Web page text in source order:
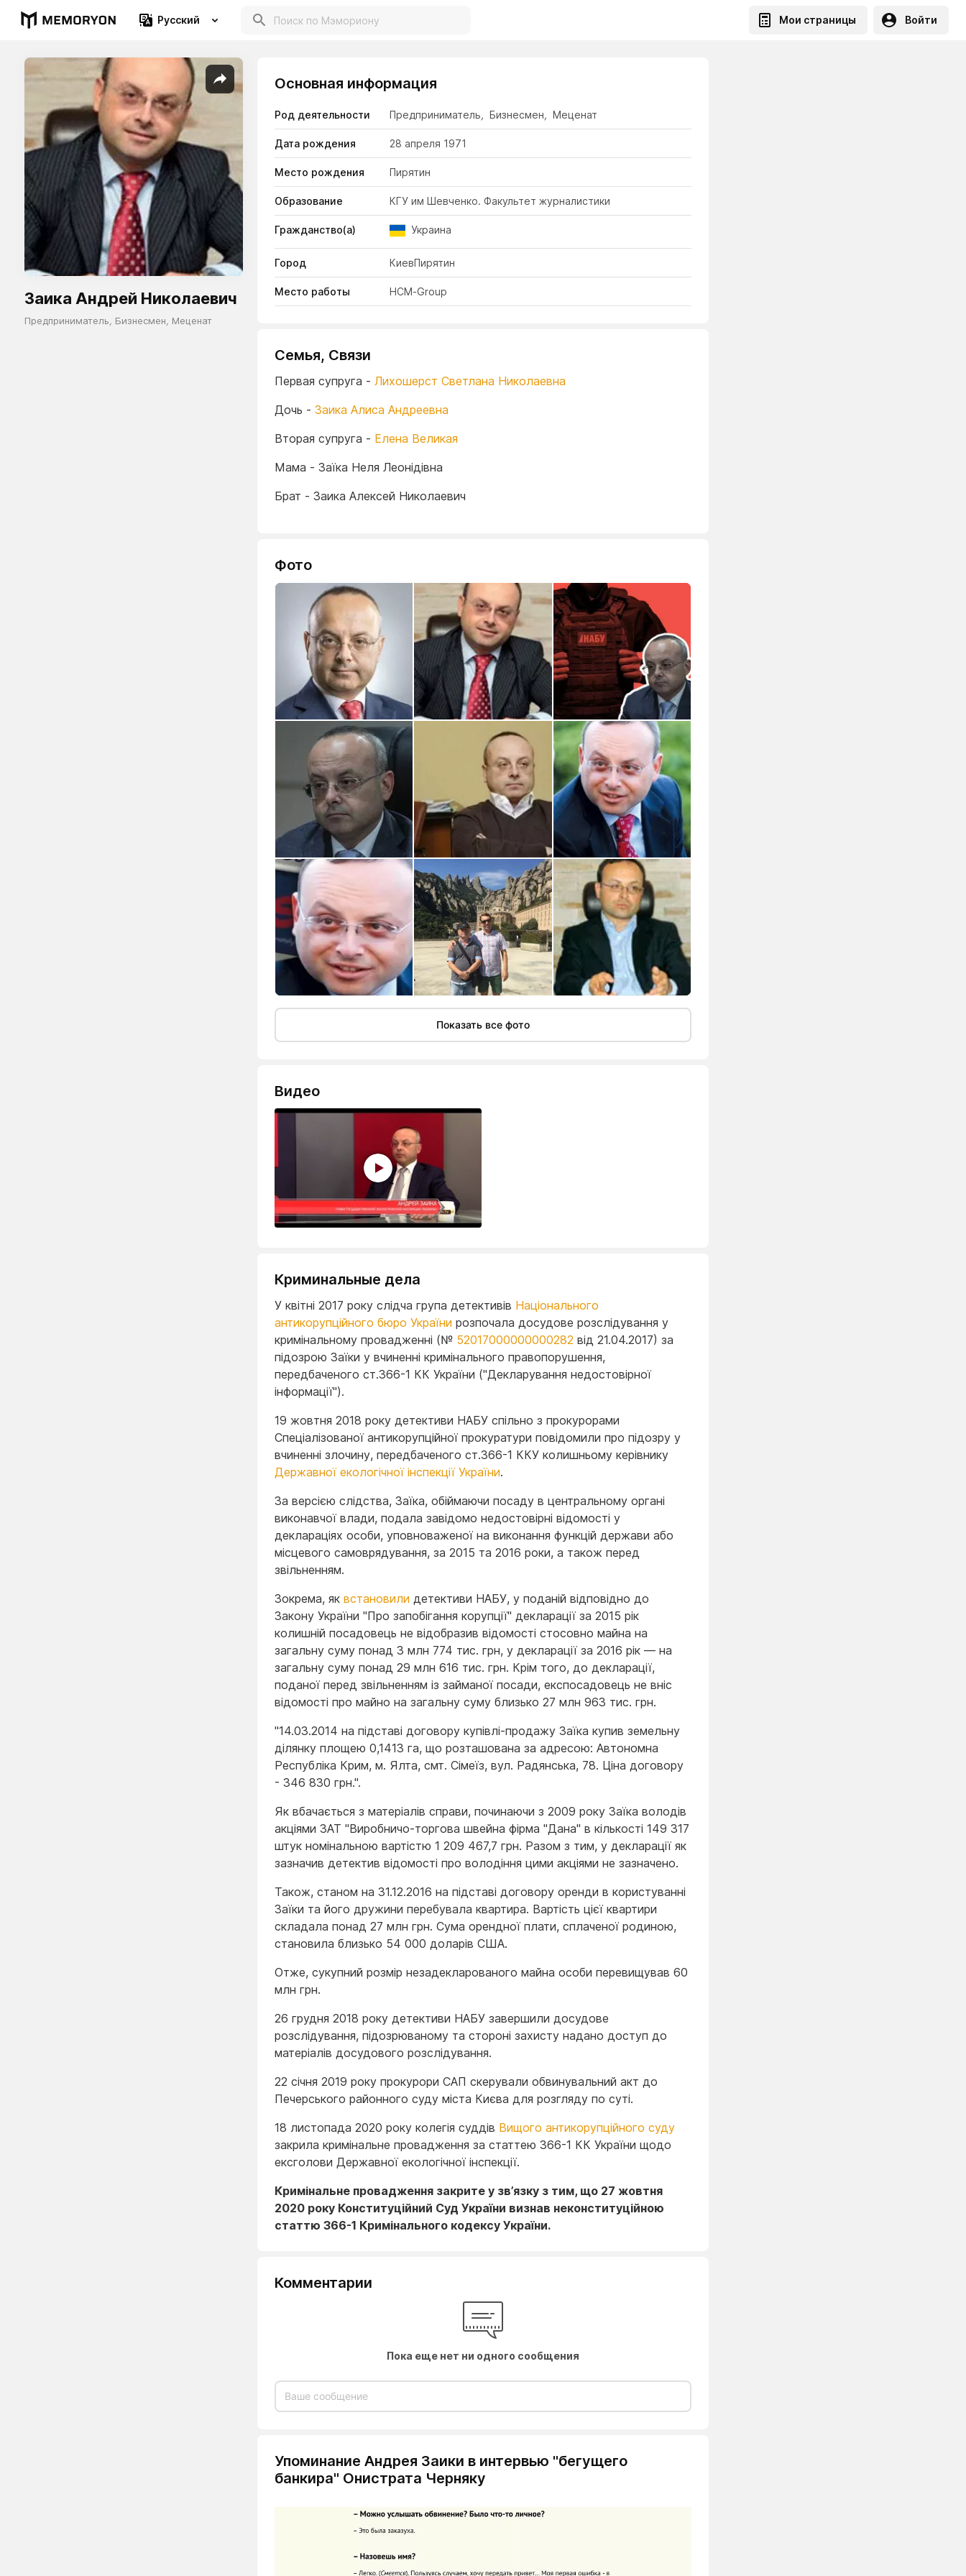
Русский Мои страницы Войти
Заика Андрей Николаевич
Предприниматель, Бизнесмен, Меценат
Основная информация
Род деятельности Предприниматель, Бизнесмен, Меценат
Дата рождения 28 апреля 1971
Место рождения Пирятин
Образование КГУ им Шевченко. Факультет журналистики
Гражданство(а) Украина
Город КиевПирятин
Место работы НСМ-Group
Семья, Связи
Первая супруга - Лихошерст Светлана Николаевна
Дочь - Заика Алиса Андреевна
Вторая супруга - Елена Великая
Мама - Заїка Неля Леонідівна
Брат - Заика Алексей Николаевич
Фото
Показать все фото
Видео
Криминальные дела
У квітні 2017 року слідча група детективів Національного
антикорупційного бюро України розпочала досудове розслідування у
кримінальному провадженні (№ 52017000000000282 від 21.04.2017) за
підозрою Заїки у вчиненні кримінального правопорушення,
передбаченого ст.366-1 КК України ("Декларування недостовірної
інформації").
19 жовтня 2018 року детективи НАБУ спільно з прокурорами
Спеціалізованої антикорупційної прокуратури повідомили про підозру у
вчиненні злочину, передбаченого ст.366-1 ККУ колишньому керівнику
Державної екологічної інспекції України.
За версією слідства, Заїка, обіймаючи посаду в центральному органі
виконавчої влади, подала завідомо недостовірні відомості у
деклараціях особи, уповноваженої на виконання функцій держави або
місцевого самоврядування, за 2015 та 2016 роки, а також перед
звільненням.
Зокрема, як встановили детективи НАБУ, у поданій відповідно до
Закону України "Про запобігання корупції" декларації за 2015 рік
колишній посадовець не відобразив відомості стосовно майна на
загальну суму понад 3 млн 774 тис. грн, у декларації за 2016 рік — на
загальну суму понад 29 млн 616 тис. грн. Крім того, до декларації,
поданої перед звільненням із займаної посади, експосадовець не вніс
відомості про майно на загальну суму близько 27 млн 963 тис. грн.
"14.03.2014 на підставі договору купівлі-продажу Заїка купив земельну
ділянку площею 0,1413 га, що розташована за адресою: Автономна
Республіка Крим, м. Ялта, смт. Сімеїз, вул. Радянська, 78. Ціна договору
- 346 830 грн.".
Як вбачається з матеріалів справи, починаючи з 2009 року Заїка володів
акціями ЗАТ "Виробничо-торгова швейна фірма "Дана" в кількості 149 317
штук номінальною вартістю 1 209 467,7 грн. Разом з тим, у декларації як
зазначив детектив відомості про володіння цими акціями не зазначено.
Також, станом на 31.12.2016 на підставі договору оренди в користуванні
Заїки та його дружини перебувала квартира. Вартість цієї квартири
складала понад 27 млн грн. Сума орендної плати, сплаченої родиною,
становила близько 54 000 доларів США.
Отже, сукупний розмір незадекларованого майна особи перевищував 60
млн грн.
26 грудня 2018 року детективи НАБУ завершили досудове
розслідування, підозрюваному та стороні захисту надано доступ до
матеріалів досудового розслідування.
22 січня 2019 року прокурори САП скерували обвинувальний акт до
Печерського районного суду міста Києва для розгляду по суті.
18 листопада 2020 року колегія суддів Вищого антикорупційного суду
закрила кримінальне провадження за статтею 366-1 КК України щодо
ексголови Державної екологічної інспекції.
Кримінальне провадження закрите у зв’язку з тим, що 27 жовтня
2020 року Конституційний Суд України визнав неконституційною
статтю 366-1 Кримінального кодексу України.
Комментарии
Пока еще нет ни одного сообщения
Упоминание Андрея Заики в интервью "бегущего
банкира" Онистрата Черняку